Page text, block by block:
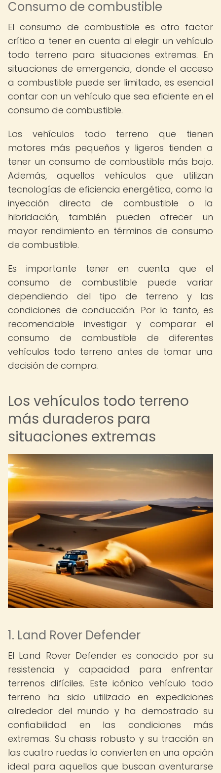
Consumo de combustible
El consumo de combustible es otro factor
crítico a tener en cuenta al elegir un vehículo
todo terreno para situaciones extremas. En
situaciones de emergencia, donde el acceso
a combustible puede ser limitado, es esencial
contar con un vehículo que sea eficiente en el
consumo de combustible.
Los vehículos todo terreno que tienen
motores más pequeños y ligeros tienden a
tener un consumo de combustible más bajo.
Además, aquellos vehículos que utilizan
tecnologías de eficiencia energética, como la
inyección directa de combustible o la
hibridación, también pueden ofrecer un
mayor rendimiento en términos de consumo
de combustible.
Es importante tener en cuenta que el
consumo de combustible puede variar
dependiendo del tipo de terreno y las
condiciones de conducción. Por lo tanto, es
recomendable investigar y comparar el
consumo de combustible de diferentes
vehículos todo terreno antes de tomar una
decisión de compra.
Los vehículos todo terreno
más duraderos para
situaciones extremas
1. Land Rover Defender
El Land Rover Defender es conocido por su
resistencia y capacidad para enfrentar
terrenos difíciles. Este icónico vehículo todo
terreno ha sido utilizado en expediciones
alrededor del mundo y ha demostrado su
confiabilidad en las condiciones más
extremas. Su chasis robusto y su tracción en
las cuatro ruedas lo convierten en una opción
ideal para aquellos que buscan aventurarse